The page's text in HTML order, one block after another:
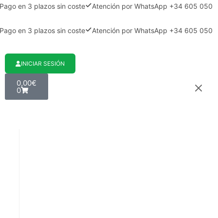
Pago en 3 plazos sin coste Atención por WhatsApp +34 605 050
Pago en 3 plazos sin coste Atención por WhatsApp +34 605 050
INICIAR SESIÓN
0,00€
0